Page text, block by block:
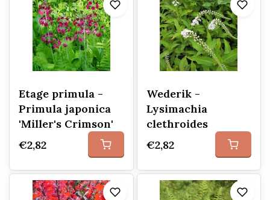
Etage primula -
Primula japonica
'Miller's Crimson'
€2,82
Wederik -
Lysimachia
clethroides
€2,82